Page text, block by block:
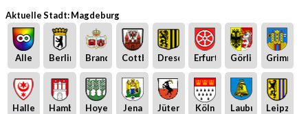
Aktuelle Stadt: Magdeburg
Alle Berlin Brandenburg
Cottbus Dresden Erfurt Görlitz Grimma
Halle HamburgHoyerswerda
Jena JüterbogKöln LaubuschLeipzig